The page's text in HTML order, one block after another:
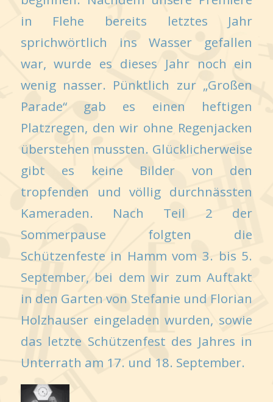
in Flehe bereits letztes Jahr
sprichwörtlich ins Wasser gefallen
war, wurde es dieses Jahr noch ein
wenig nasser. Pünktlich zur „Großen
Parade“ gab es einen heftigen
Platzregen, den wir ohne Regenjacken
überstehen mussten. Glücklicherweise
gibt es keine Bilder von den
tropfenden und völlig durchnässten
Kameraden. Nach Teil 2 der
Sommerpause folgten die
Schützenfeste in Hamm vom 3. bis 5.
September, bei dem wir zum Auftakt
in den Garten von Stefanie und Florian
Holzhauser eingeladen wurden, sowie
das letzte Schützenfest des Jahres in
Unterrath am 17. und 18. September.